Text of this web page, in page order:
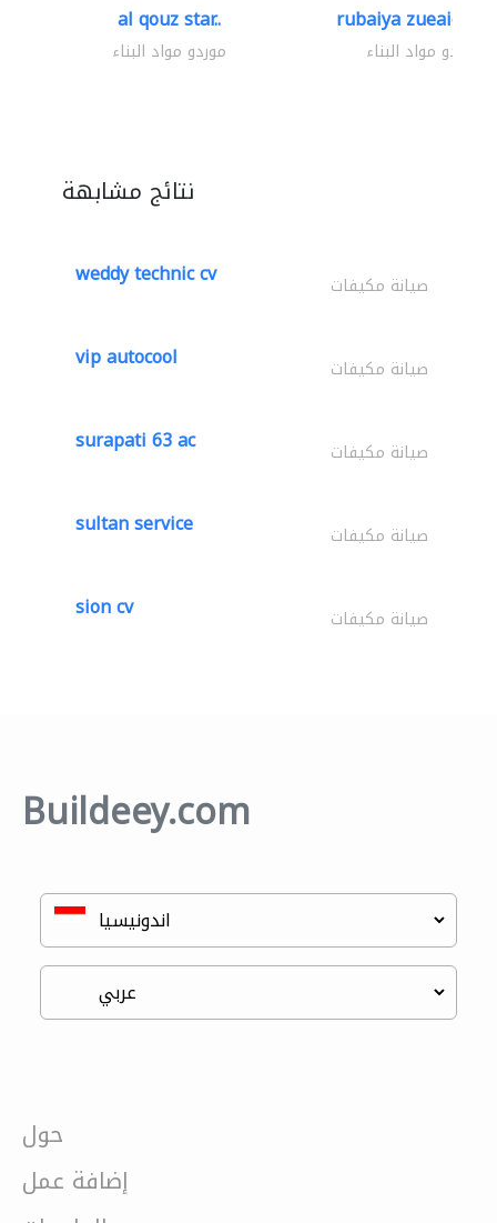
al qouz star..
موردو مواد البناء
rubaiya zueaid
موردو مواد البناء
نتائج مشابهة
weddy technic cv صيانة مكيفات
vip autocool صيانة مكيفات
surapati 63 ac صيانة مكيفات
sultan service صيانة مكيفات
sion cv صيانة مكيفات
Buildeey.com
حول
إضافة عمل